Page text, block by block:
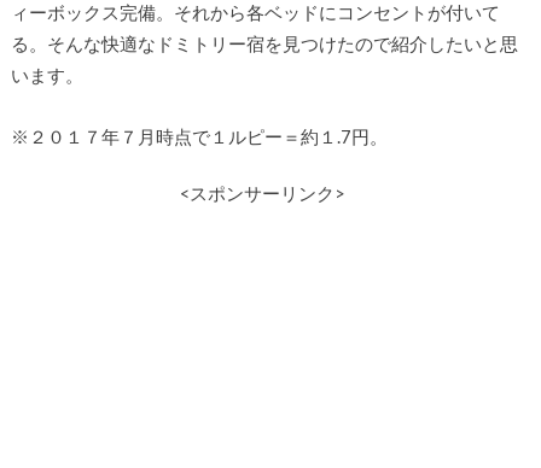
ィーボックス完備。それから各ベッドにコンセントが付いて
る。そんな快適なドミトリー宿を見つけたので紹介したいと思
います。
※２０１７年７月時点で１ルピー＝約１.7円。
<スポンサーリンク>